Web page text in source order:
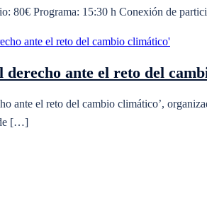
80€ Programa: 15:30 h Conexión de
derecho ante el reto del
ante el reto del cambio climático’,
[…]